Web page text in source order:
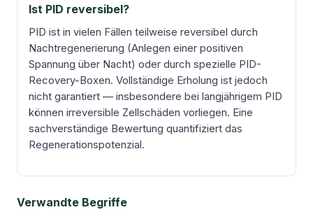
Ist PID reversibel?
PID ist in vielen Fällen teilweise reversibel durch
Nachtregenerierung (Anlegen einer positiven
Spannung über Nacht) oder durch spezielle PID-
Recovery-Boxen. Vollständige Erholung ist jedoch
nicht garantiert — insbesondere bei langjährigem PID
können irreversible Zellschäden vorliegen. Eine
sachverständige Bewertung quantifiziert das
Regenerationspotenzial.
Verwandte Begriffe